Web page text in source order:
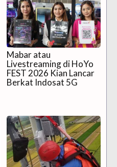
Mabar atau
Livestreaming di HoYo
FEST 2026 Kian Lancar
Berkat Indosat 5G